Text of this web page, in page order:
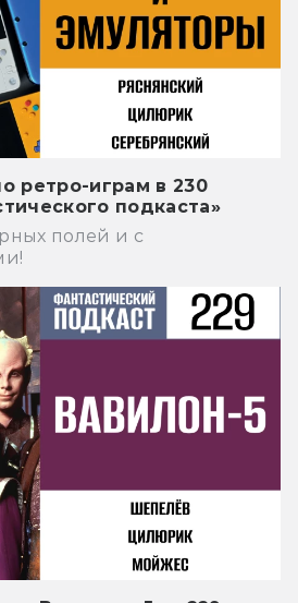
ретро-играм в 230
подкаста»
полей и с